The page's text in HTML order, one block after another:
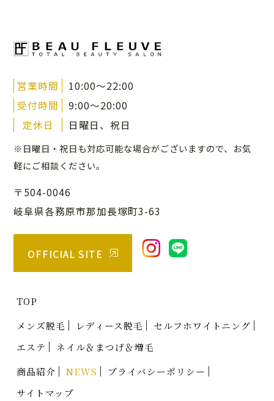
営業時間
10:00～22:00
受付時間
9:00～20:00
定休日
日曜日、祝日
※日曜日・祝日も対応可能な場合がございますので、 お気
軽にご相談ください。
〒504-0046
岐阜県各務原市那加長塚町3-63
OFFICIAL SITE
TOP
メンズ脱毛
レディース脱毛
セルフホワイトニング
エステ
ネイル＆まつげ＆増毛
商品紹介
NEWS
プライバシーポリシー
サイトマップ